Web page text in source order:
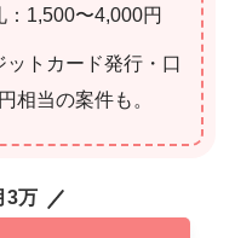
1,500〜4,000円
トカード発行・口
相当の案件も。
3万